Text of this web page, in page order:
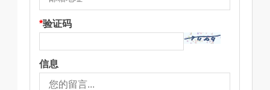
*验证码
信息